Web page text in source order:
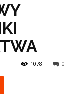
0
1078